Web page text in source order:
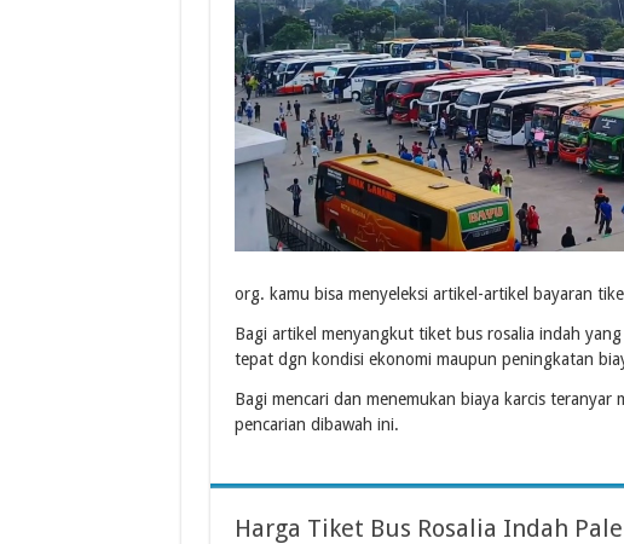
org. kamu bisa menyeleksi artikel-artikel bayaran
Bagi artikel menyangkut tiket bus rosalia indah
tepat dgn kondisi ekonomi maupun peningkatan
Bagi mencari dan menemukan biaya karcis teranyar
pencarian dibawah ini.
Harga Tiket Bus Rosalia Indah